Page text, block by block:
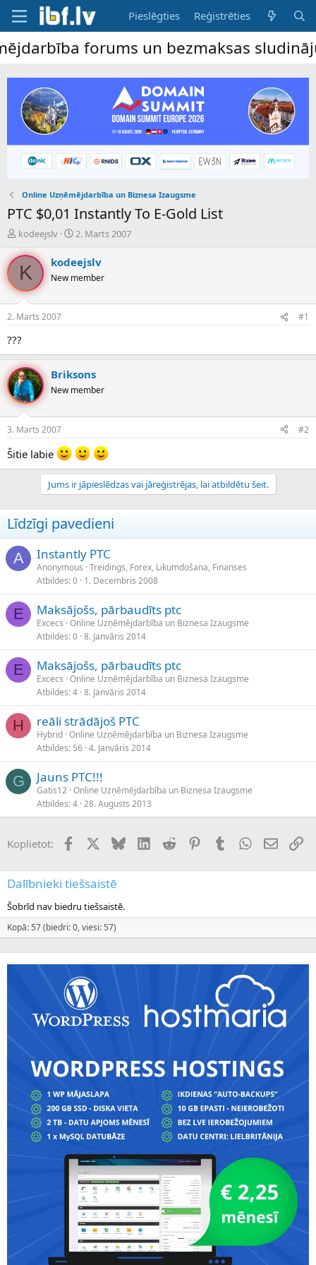
Pieslēgties Reģistrēties
forums un bezmaksas
Online Uzņēmējdarbība un Biznesa Izaugsme
PTC $0,01 Instantly To E-Gold List
P
v
d
i
n
a
u
s
ā
c
ē
j
s
kodeejslv
S
k
m
a
s
2. Marts 2007
K kodeejslv
New member
2. Marts 2007 #1
???
Briksons
New member
3. Marts 2007 #2
Šitie labie
Jums ir jāpieslēdzas vai jāreģistrējas, lai atbildētu šeit.
Līdzīgi pavedieni
A Instantly PTC
Anonymous Treidings, Forex, Likumdošana, Finanses
Atbildes 0 1. Decembris 2008
E Maksājošs, pārbaudīts ptc
Excecs Online Uzņēmējdarbība un Biznesa Izaugsme
Atbildes 0 8. Janvāris 2014
E Maksājošs, pārbaudīts ptc
Excecs Online Uzņēmējdarbība un Biznesa Izaugsme
Atbildes 4 8. Janvāris 2014
H reāli strādājoš PTC
Hybrid Online Uzņēmējdarbība un Biznesa Izaugsme
Atbildes 56 4. Janvāris 2014
G Jauns PTC!!!
Gatis12 Online Uzņēmējdarbība un Biznesa Izaugsme
Atbildes 4 28. Augusts 2013
Koplietot: FacebookX (Twitter)
BlueskyLinkedInReddit PinterestTumblrWhatsApp
E-pasts
Dalībnieki tiešsaistē
Šobrīd nav biedru tiešsaistē.
Kopā: 57 (biedri: 0, viesi: 57)